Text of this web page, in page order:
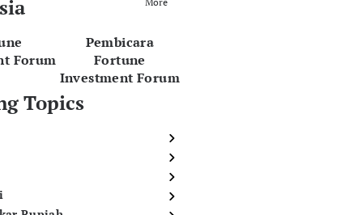
Forum
Pembicara
Fortune
Investment Forum
Topics